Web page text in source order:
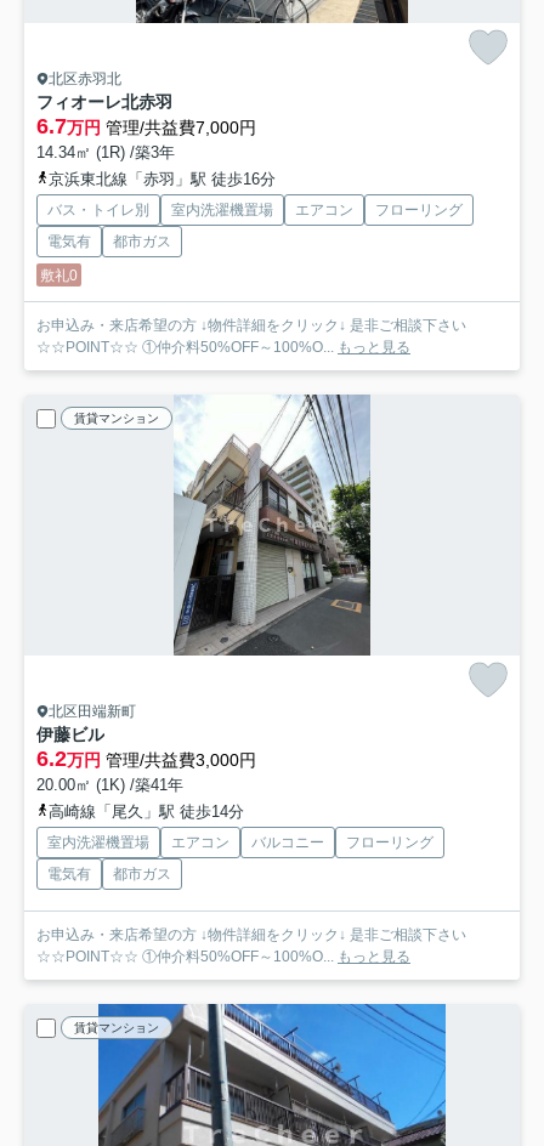
北区赤羽北
フィオーレ北赤羽
6.7万円 管理/共益費7,000円
14.34㎡ (1R) /築3年
京浜東北線「赤羽」駅 徒歩16分
バス・トイレ別 室内洗濯機置場 エアコン
フローリング
電気有
都市ガス
敷礼0
お申込み・来店希望の方 ↓物件詳細をクリック↓ 是非ご相談下さい
☆☆POINT☆☆ ①仲介料50%OFF～100%O... もっと見る
賃貸マンション
北区田端新町
伊藤ビル
6.2万円 管理/共益費3,000円
20.00㎡ (1K) /築41年
高崎線「尾久」駅 徒歩14分
室内洗濯機置場 エアコン バルコニー
フローリング
電気有
都市ガス
お申込み・来店希望の方 ↓物件詳細をクリック↓ 是非ご相談下さい
☆☆POINT☆☆ ①仲介料50%OFF～100%O... もっと見る
賃貸マンション